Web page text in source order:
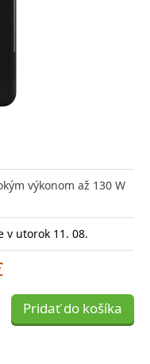
výkonom až 130 W
v utorok 11. 08.
Pridať do košíka